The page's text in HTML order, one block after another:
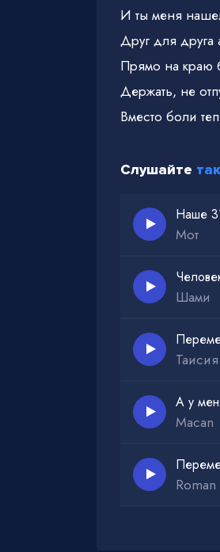
И ты меня
Друг для друга
Прямо на краю
Держать, не
Вместо боли
Слушайте
Наше
Мот
Шами
А у
Macan